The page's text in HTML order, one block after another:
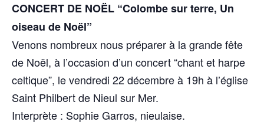
CONCERT DE NOËL “Colombe sur terre, Un
oiseau de Noël”
Venons nombreux nous préparer à la grande fête
de Noël, à l’occasion d’un concert “chant et harpe
celtique”, le vendredi 22 décembre à 19h à l’église
Saint Philbert de Nieul sur Mer.
Interprète : Sophie Garros, nieulaise.